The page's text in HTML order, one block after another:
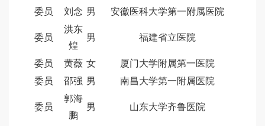
委员 刘念 男 安徽医科大学第一附属医院
委员
洪东
煌
男 福建省立医院
委员 黄薇 女
厦门大学附属第一医院
委员
邵强 男 南昌大学第一附属医院
委员
郭海
鹏
男 山东大学齐鲁医院